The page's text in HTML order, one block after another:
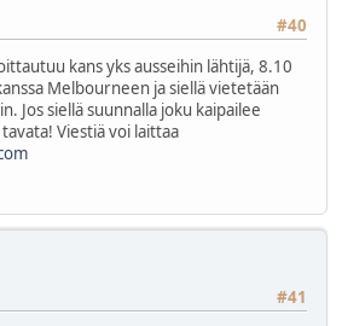
#40
kans yks ausseihin lähtijä, 8.10
Melbourneen ja siellä vietetään
Jos siellä suunnalla joku kaipailee
Viestiä voi laittaa
#41